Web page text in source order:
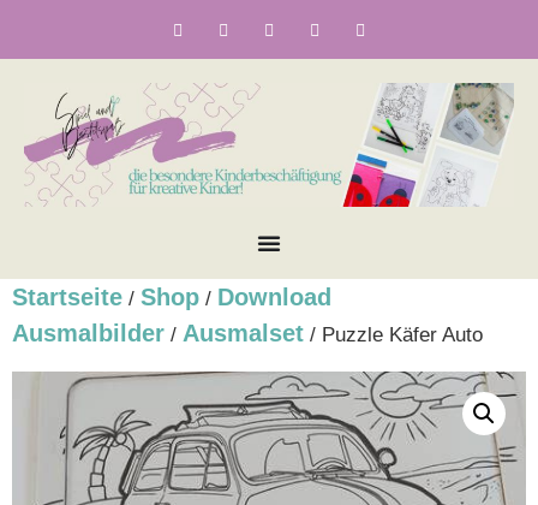
Startseite / Shop / Download
Ausmalbilder / Ausmalset / Puzzle Käfer Auto